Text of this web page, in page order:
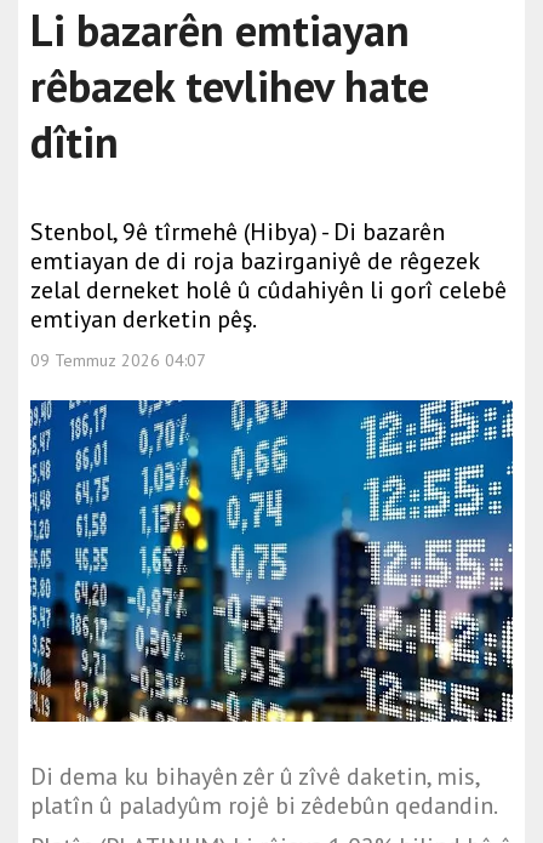
Li bazarên emtiayan
rêbazek tevlihev hate
dîtin
Stenbol, 9ê tîrmehê (Hibya) - Di bazarên
emtiayan de di roja bazirganiyê de rêgezek
zelal derneket holê û cûdahiyên li gorî celebê
emtiyan derketin pêş.
09 Temmuz 2026 04:07
Di dema ku bihayên zêr û zîvê daketin, mis,
platîn û paladyûm rojê bi zêdebûn qedandin.